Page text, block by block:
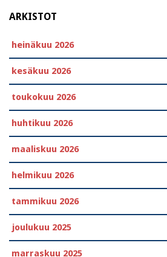
ARKISTOT
heinäkuu 2026
kesäkuu 2026
toukokuu 2026
huhtikuu 2026
maaliskuu 2026
helmikuu 2026
tammikuu 2026
joulukuu 2025
marraskuu 2025